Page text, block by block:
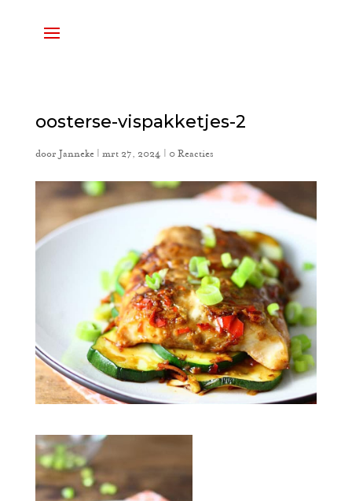
oosterse-vispakketjes-2
door Janneke| mrt 27, 2024 0 Reacties